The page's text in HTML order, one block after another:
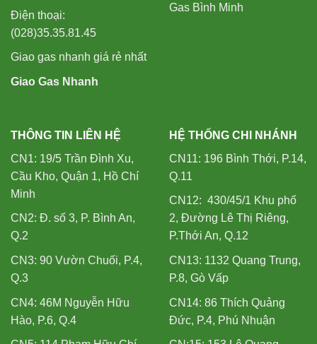
Điện thoại:
(028)35.35.81.45
Giao gas nhanh giá rẻ nhất
Giao Gas Nhanh
Gas Bình Minh
THÔNG TIN LIÊN HỆ
CN1: 19/5 Trần Đình Xu,
Cầu Kho, Quận 1, Hồ Chí
Minh
CN2: Đ. số 3, P. Bình An,
Q.2
CN3: 90 Vườn Chuối, P.4,
Q.3
CN4: 46M Nguyễn Hữu
Hào, P.6, Q.4
HỆ THỐNG CHI NHÁNH
CN11: 196 Bình Thới, P.14,
Q.11
CN12: 430/45/1 Khu phố
2, Đường Lê Thị Riêng,
P.Thới An, Q.12
CN13: 1132 Quang Trung,
P.8, Gò Vấp
CN14: 86 Thích Quảng
Đức, P.4, Phú Nhuận